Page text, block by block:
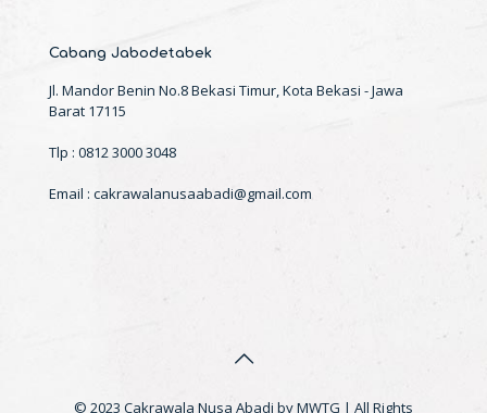
Cabang Jabodetabek
Jl. Mandor Benin No.8 Bekasi Timur, Kota Bekasi - Jawa
Barat 17115
Tlp : 0812 3000 3048
Email : cakrawalanusaabadi@gmail.com
© 2023 Cakrawala Nusa Abadi by MWTG | All Rights